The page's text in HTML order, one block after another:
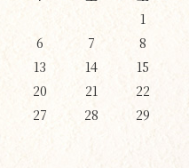
1
6 7
8
13 14
15
20 21
22
27 28
29